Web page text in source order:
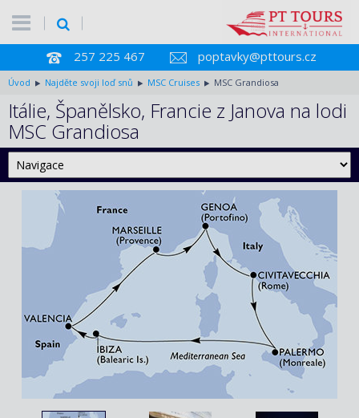
257 225 467 poptavky@pttours.cz
Úvod Najděte svoji loď snů MSC Cruises MSC Grandiosa
Itálie, Španělsko, Francie z Janova na lodi
MSC Grandiosa